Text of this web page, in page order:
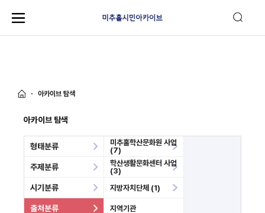
아카이브 탐색
아카이브 탐색
형태분류
주제분류
시기분류
출처분류
미추홀학산문화원 사업
(7)
학산생활문화센터 사업
(3)
지방자치단체 (1)
지역기관